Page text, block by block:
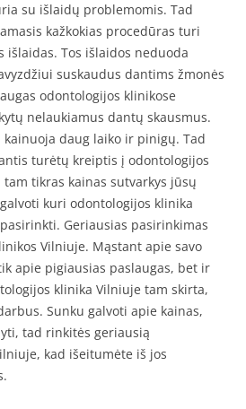
su išlaidų problemomis. Tad
kažkokias procedūras turi
išlaidas. Tos išlaidos neduoda
suskaudus dantims žmonės
odontologijos klinikose
nelaukiamus dantų skausmus.
kainuoja daug laiko ir pinigų. Tad
turėtų kreiptis į odontologijos
tikras kainas sutvarkys jūsų
kuri odontologijos klinika
Geriausias pasirinkimas
Vilniuje. Mąstant apie savo
apie pigiausias paslaugas, bet ir
klinika Vilniuje tam skirta,
Sunku galvoti apie kainas,
tad rinkitės geriausią
kad išeitumėte iš jos